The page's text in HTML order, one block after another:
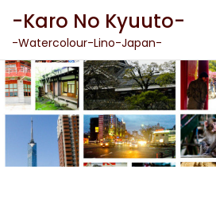
content
-Karo No Kyuuto-
-Watercolour-Lino-Japan-